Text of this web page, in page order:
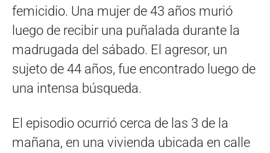
femicidio. Una mujer de 43 años murió
luego de recibir una puñalada durante la
madrugada del sábado. El agresor, un
sujeto de 44 años, fue encontrado luego de
una intensa búsqueda.
El episodio ocurrió cerca de las 3 de la
mañana, en una vivienda ubicada en calle